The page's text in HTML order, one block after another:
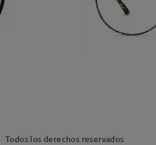
Todos los derechos reservados